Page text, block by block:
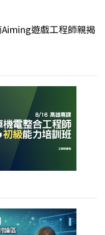
遊戲工程師親揭